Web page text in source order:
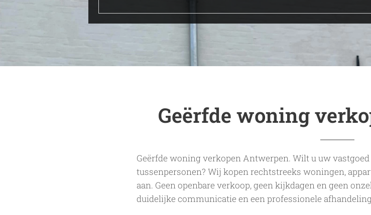
Geërfde woning
Geërfde woning verkopen Antwerpen. Wilt u uw
tussenpersonen? Wij kopen rechtstreeks woningen,
aan. Geen openbare verkoop, geen kijkdagen en geen
duidelijke communicatie en een professionele